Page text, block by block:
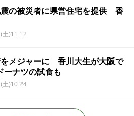
の被災者に県営住宅を提供 香
土)11:12
メジャーに 香川大生が大阪で
ナツの試食も
土)10:24